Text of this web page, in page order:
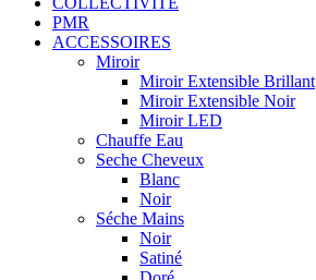
PMR
ACCESSOIRES
Miroir
Miroir Extensible Brillant
Miroir Extensible Noir
Miroir LED
Chauffe Eau
Seche Cheveux
Blanc
Noir
Séche Mains
Noir
Satiné